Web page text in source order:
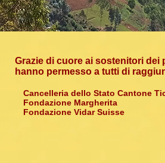
Cancelleria dello Stato Cantone
Fondazione Margherita
Fondazione Vidar Suisse
Grazie di cuore ai sostenitori
hanno permesso a tutti di